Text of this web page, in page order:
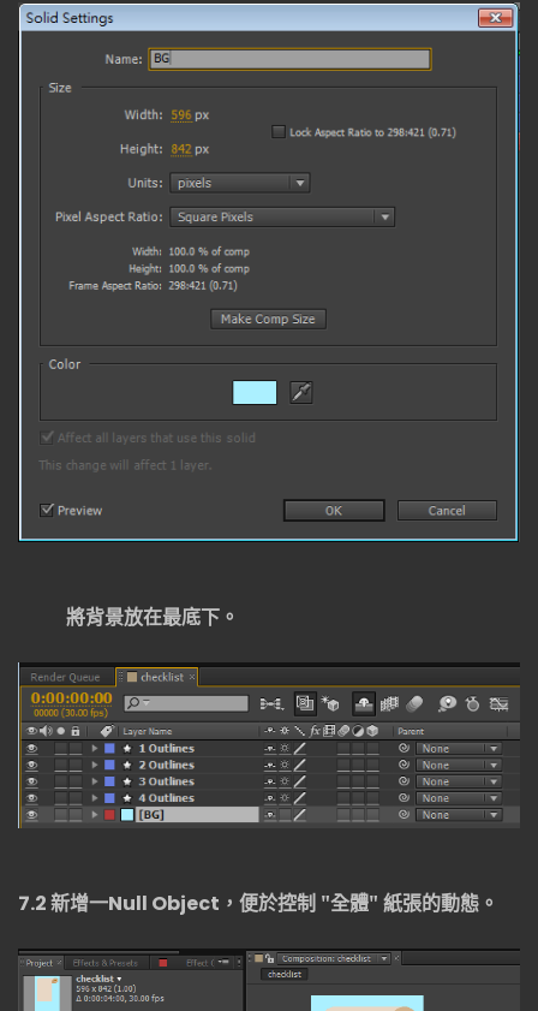
將背景放在最底下。
7.2新增一Null Object ，便於控制 "全體" 紙張的動態。